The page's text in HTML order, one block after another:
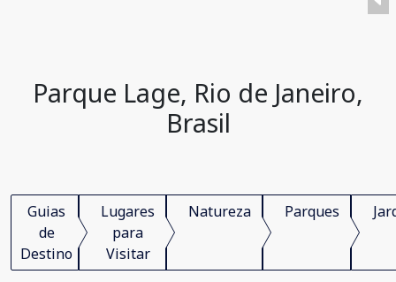
Parque Lage, Rio de Janeiro,
Brasil
Guias
de
Destino
Lugares
para
Visitar
Natureza Parques